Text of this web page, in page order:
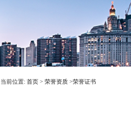
当前位置: 首页 > 荣誉资质 >荣誉证书